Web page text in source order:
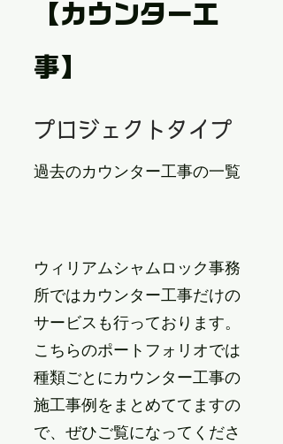
【カウンター工
事】
プロジェクトタイプ
過去のカウンター工事の一覧
ウィリアムシャムロック事務
所ではカウンター工事だけの
サービスも行っております。
こちらのポートフォリオでは
種類ごとにカウンター工事の
施工事例をまとめててますの
で、ぜひご覧になってくださ